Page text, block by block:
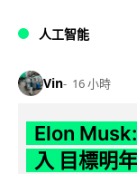
人工智能
Vin 16 小時
Elon
入 目標明